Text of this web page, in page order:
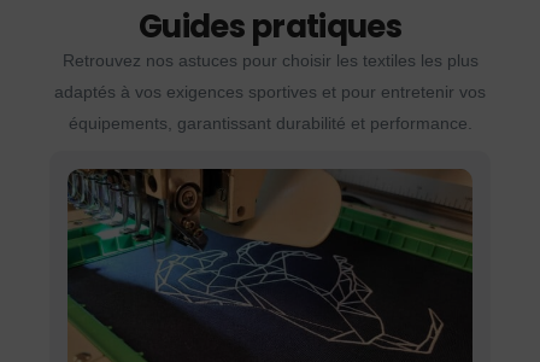
Guides pratiques
Retrouvez nos astuces pour choisir les textiles les plus
adaptés à vos exigences sportives et pour entretenir vos
équipements, garantissant durabilité et performance.